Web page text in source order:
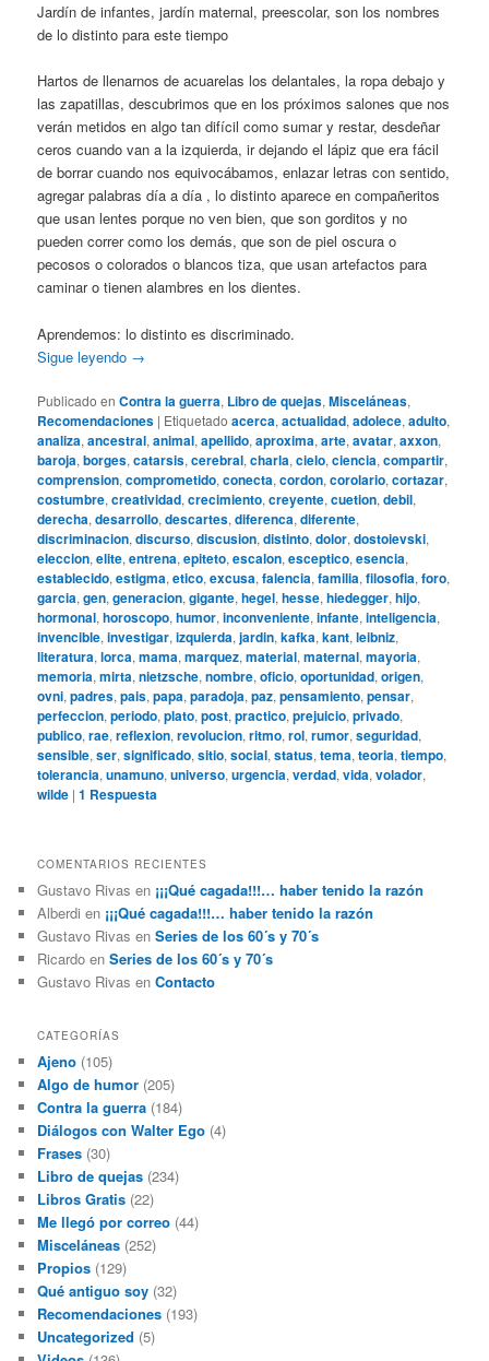
Jardín de infantes, jardín maternal, preescolar, son los nombres
de lo distinto para este tiempo
Hartos de llenarnos de acuarelas los delantales, la ropa debajo y
las zapatillas, descubrimos que en los próximos salones que nos
verán metidos en algo tan difícil como sumar y restar, desdeñar
ceros cuando van a la izquierda, ir dejando el lápiz que era fácil
de borrar cuando nos equivocábamos, enlazar letras con sentido,
agregar palabras día a día , lo distinto aparece en compañeritos
que usan lentes porque no ven bien, que son gorditos y no
pueden correr como los demás, que son de piel oscura o
pecosos o colorados o blancos tiza, que usan artefactos para
caminar o tienen alambres en los dientes.
Aprendemos: lo distinto es discriminado.
Sigue leyendo →
Publicado en Contra la guerra, Libro de quejas,Misceláneas,
Recomendaciones | Etiquetado acerca,actualidad,adolece,adulto,
analiza,ancestral,animal,apellido,aproxima,arte,avatar,axxon,
baroja,borges,catarsis,cerebral,charla,cielo,ciencia,compartir,
comprension,comprometido,conecta,cordon,corolario,cortazar,
costumbre,creatividad,crecimiento,creyente,cuetion,debil,
derecha,desarrollo,descartes,diferenca,diferente,
discriminacion,discurso,discusion,distinto,dolor,dostoievski,
eleccion,elite,entrena,epiteto,escalon,esceptico,esencia,
establecido,estigma,etico,excusa,falencia,familia,filosofia,foro,
garcia,gen,generacion,gigante,hegel,hesse,hiedegger,hijo,
hormonal,horoscopo,humor,inconveniente,infante,inteligencia,
invencible,investigar,izquierda,jardin,kafka,kant,leibniz,
literatura,lorca,mama,marquez,material,maternal,mayoria,
memoria,mirta,nietzsche,nombre,oficio,oportunidad,origen,
ovni,padres,pais,papa,paradoja,paz,pensamiento,pensar,
perfeccion,periodo,plato,post,practico,prejuicio,privado,
publico,rae,reflexion,revolucion,ritmo,rol,rumor,seguridad,
sensible,ser,significado,sitio,social,status,tema,teoria,tiempo,
tolerancia,unamuno,universo,urgencia,verdad,vida,volador,
wilde |1 Respuesta
COMENTARIOS RECIENTES
Gustavo Rivas en ¡¡¡Qué cagada!!!… haber tenido la razón
Alberdi en ¡¡¡Qué cagada!!!… haber tenido la razón
Gustavo Rivas enSeries de los 60´s y 70´s
Ricardo enSeries de los 60´s y 70´s
Gustavo Rivas enContacto
CATEGORÍAS
Ajeno (105)
Algo de humor (205)
Contra la guerra (184)
Diálogos con Walter Ego (4)
Frases (30)
Libro de quejas (234)
Libros Gratis (22)
Me llegó por correo (44)
Misceláneas (252)
Propios (129)
Qué antiguo soy (32)
Recomendaciones (193)
Uncategorized (5)